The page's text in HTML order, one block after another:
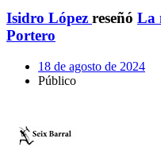
Isidro López reseñó La
Portero
18 de agosto de 2024
Público